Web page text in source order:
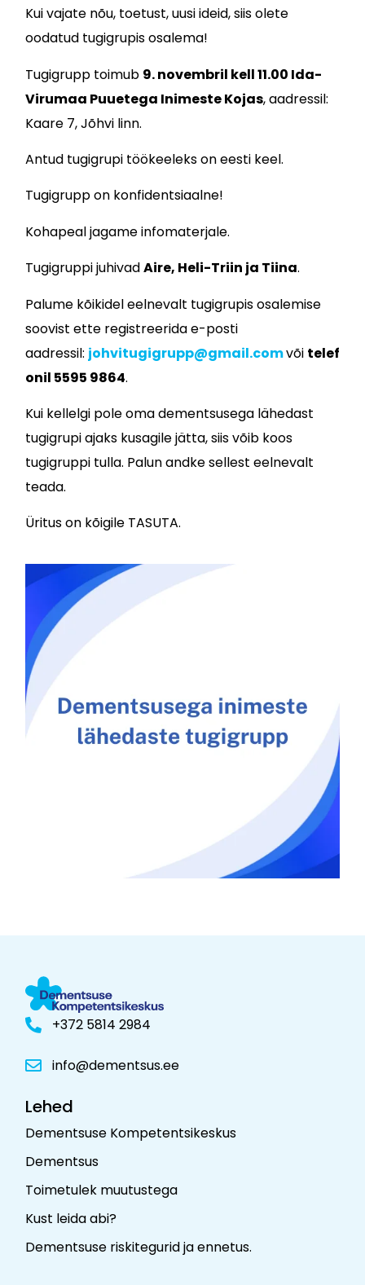
Kui vajate nõu, toetust, uusi ideid, siis olete
oodatud tugigrupis osalema!
Tugigrupp toimub 9. novembril kell 11.00 Ida-
Virumaa Puuetega Inimeste Kojas, aadressil:
Kaare 7, Jõhvi linn.
Antud tugigrupi töökeeleks on eesti keel.
Tugigrupp on konfidentsiaalne!
Kohapeal jagame infomaterjale.
Tugigruppi juhivadAire, Heli-Triin ja Tiina.
Palume kõikidel eelnevalt tugigrupis osalemise
soovist ette registreerida e-posti
aadressil: johvitugigrupp@gmail.comvõi telef
onil 5595 9864.
Kui kellelgi pole oma dementsusega lähedast
tugigrupi ajaks kusagile jätta, siis võib koos
tugigruppi tulla. Palun andke sellest eelnevalt
teada.
Üritus on kõigile TASUTA.
+372 5814 2984
info@dementsus.ee
Lehed
Dementsuse Kompetentsikeskus
Dementsus
Toimetulek muutustega
Kust leida abi?
Dementsuse riskitegurid ja ennetus.